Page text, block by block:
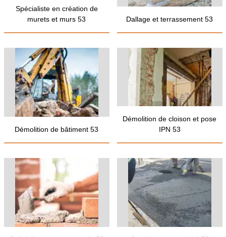
Spécialiste en création de
murets et murs 53
Dallage et terrassement 53
Démolition de bâtiment 53
Démolition de cloison et pose
IPN 53